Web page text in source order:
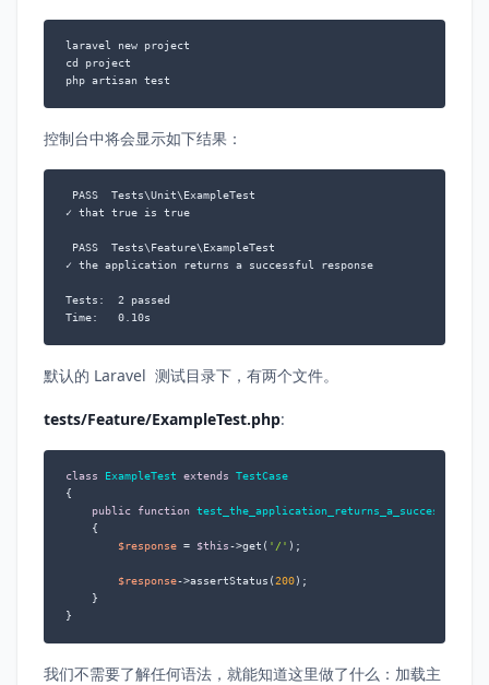
laravel new project
cd project
php artisan test
控制台中将会显示如下结果：
PASS  Tests\Unit\ExampleTest
✓ that true is true
PASS  Tests\Feature\ExampleTest
✓ the application returns a successful response
Tests:  2 passed
Time:   0.10s
默认的 Laravel 测试目录下，有两个文件。
tests/Feature/ExampleTest.php:
class ExampleTest extends
TestCase
{
public
function
{
$response = $this->get( '/' );
$response->assertStatus(200);
    }
}
我们不需要了解任何语法，就能知道这里做了什么：加载主